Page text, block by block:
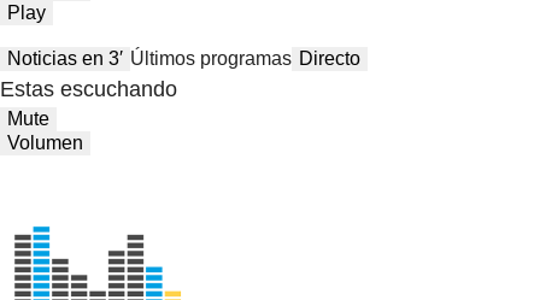
Play
Noticias en 3′ Últimos programas Directo
Estas escuchando
Mute
Volumen